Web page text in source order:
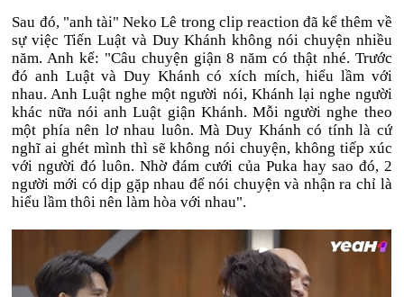
Sau đó, "anh tài" Neko Lê trong clip reaction đã kể thêm về
sự việc Tiến Luật và Duy Khánh không nói chuyện nhiều
năm. Anh kể: "Câu chuyện giận 8 năm có thật nhé. Trước
đó anh Luật và Duy Khánh có xích mích, hiểu lầm với
nhau. Anh Luật nghe một người nói, Khánh lại nghe người
khác nữa nói anh Luật giận Khánh. Mỗi người nghe theo
một phía nên lơ nhau luôn. Mà Duy Khánh có tính là cứ
nghĩ ai ghét mình thì sẽ không nói chuyện, không tiếp xúc
với người đó luôn. Nhờ đám cưới của Puka hay sao đó, 2
người mới có dịp gặp nhau để nói chuyện và nhận ra chỉ là
hiểu lầm thôi nên làm hòa với nhau".